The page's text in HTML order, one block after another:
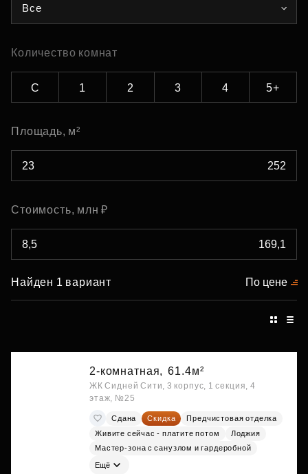
Все
Количество комнат
С 1 2 3 4 5+
Площадь, м²
Стоимость, млн ₽
Найден 1 вариант По цене
2-комнатная, 61.4м²
ЖК Сидней Сити, 3 корпус, 1 секция, 4
этаж, №25
Сдана Скидка
Предчистовая отделка
Живите сейчас - платите потом
Лоджия
Мастер-зона с санузлом и гардеробной
Ещё